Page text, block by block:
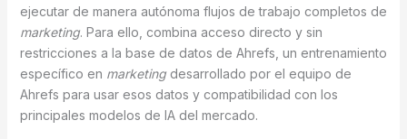
ejecutar de manera autónoma flujos de trabajo completos de
marketing. Para ello, combina acceso directo y sin
restricciones a la base de datos de Ahrefs, un entrenamiento
específico en marketing desarrollado por el equipo de
Ahrefs para usar esos datos y compatibilidad con los
principales modelos de IA del mercado.